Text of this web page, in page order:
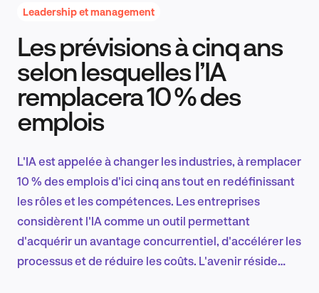
Recherche et conception produit
Tendances sectorielles
EN
FR
Leadership et management
Les prévisions à cinq ans
selon lesquelles l’IA
remplacera 10 % des
emplois
L'IA est appelée à changer les industries, à remplacer
10 % des emplois d'ici cinq ans tout en redéfinissant
les rôles et les compétences. Les entreprises
considèrent l'IA comme un outil permettant
d'acquérir un avantage concurrentiel, d'accélérer les
processus et de réduire les coûts. L'avenir réside